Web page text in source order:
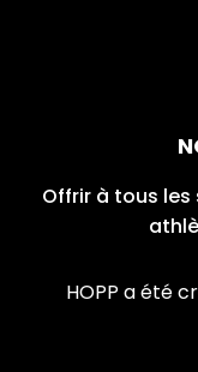
Offrir à tous
HOPP a été